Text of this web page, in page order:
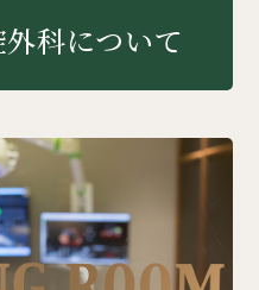
科について